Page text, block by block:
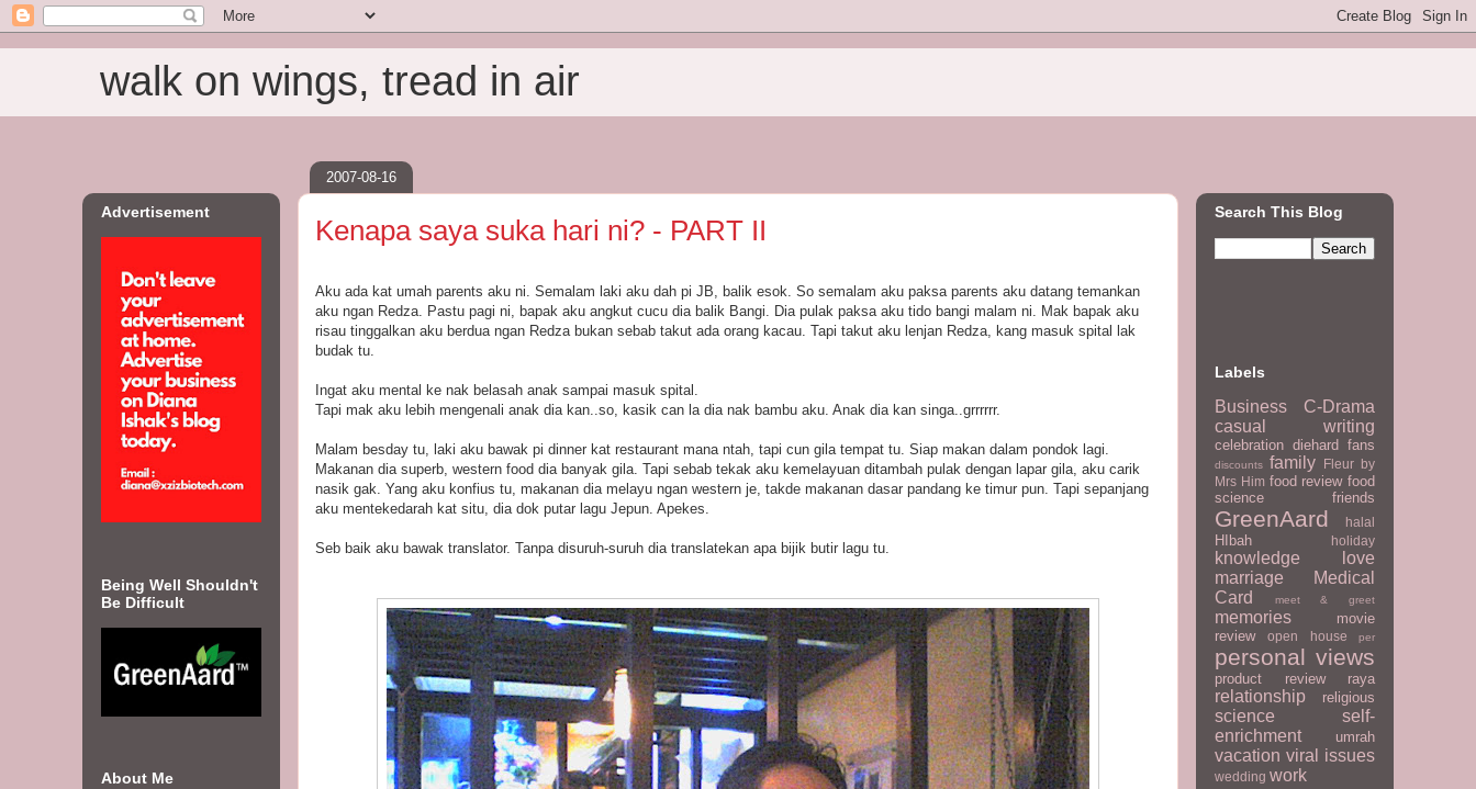
walk on wings, tread in air
2007-08-16
Kenapa saya suka hari ni? - PART II
Aku ada kat umah parents aku ni. Semalam laki aku dah pi JB, balik esok. So semalam aku paksa parents aku datang temankan
aku ngan Redza. Pastu pagi ni, bapak aku angkut cucu dia balik Bangi. Dia pulak paksa aku tido bangi malam ni. Mak bapak aku
risau tinggalkan aku berdua ngan Redza bukan sebab takut ada orang kacau. Tapi takut aku lenjan Redza, kang masuk spital lak
budak tu.
Ingat aku mental ke nak belasah anak sampai masuk spital.
Tapi mak aku lebih mengenali anak dia kan..so, kasik can la dia nak bambu aku. Anak dia kan singa..grrrrrr.
Malam besday tu, laki aku bawak pi dinner kat restaurant mana ntah, tapi cun gila tempat tu. Siap makan dalam pondok lagi.
Makanan dia superb, western food dia banyak gila. Tapi sebab tekak aku kemelayuan ditambah pulak dengan lapar gila, aku carik
nasik gak. Yang aku konfius tu, makanan dia melayu ngan western je, takde makanan dasar pandang ke timur pun. Tapi sepanjang
aku mentekedarah kat situ, dia dok putar lagu Jepun. Apekes.
Seb baik aku bawak translator. Tanpa disuruh-suruh dia translatekan apa bijik butir lagu tu.
Advertisement
Being Well Shouldn't
Be Difficult
About Me
Search This Blog
Labels
Business
C-Drama
casual writing
celebration diehard fans
discounts family
Fleur by
Mrs Him food review food
science
friends
GreenAard halal
HIbah holiday
knowledge
love
marriage
Medical
Card
meet & greet
memories
movie
review
open house per
personal views
product review raya
relationship religious
science
self-
enrichment
umrah
vacation viral issues
wedding work